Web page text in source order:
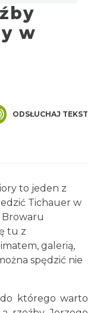
Gallery
2026-11-14
w
ODSŁUCHAJ TEKST
to jeden z
Tichauer w
tu z
galerią,
spędzić nie
którego warto